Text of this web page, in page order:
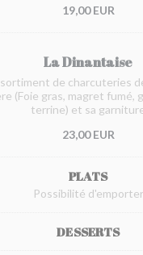
19,00 EUR
La Dinantaise
de charcuteries
(Foie gras, magret fumé,
terrine) et sa
23,00 EUR
PLATS
Possibilité d'emporter
DESSERTS